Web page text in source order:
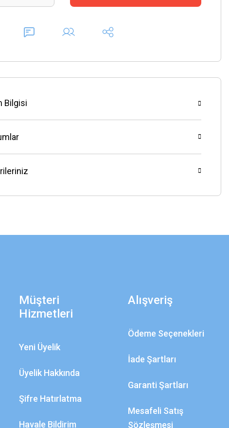
Bilgisi
Müşteri
Hizmetleri
Yeni Üyelik
Üyelik Hakkında
Şifre Hatırlatma
Havale Bildirim
Alışveriş
Ödeme Seçenekleri
İade Şartları
Garanti Şartları
Mesafeli Satış
Sözleşmesi